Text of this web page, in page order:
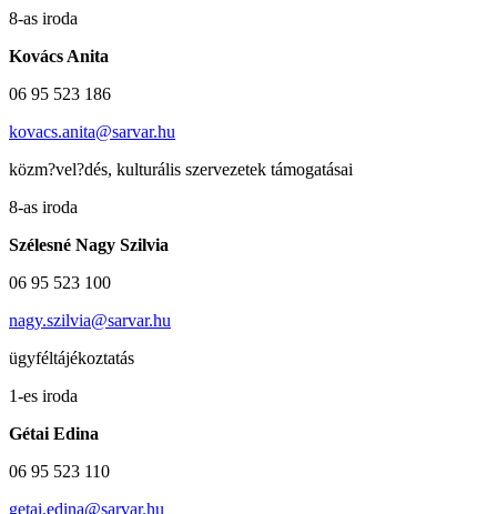
8-as iroda
Kovács Anita
06 95 523 186
kovacs.anita@sarvar.hu
közm?vel?dés, kulturális szervezetek támogatásai
8-as iroda
Szélesné Nagy Szilvia
06 95 523 100
nagy.szilvia@sarvar.hu
ügyféltájékoztatás
1-es iroda
Gétai Edina
06 95 523 110
getai.edina@sarvar.hu